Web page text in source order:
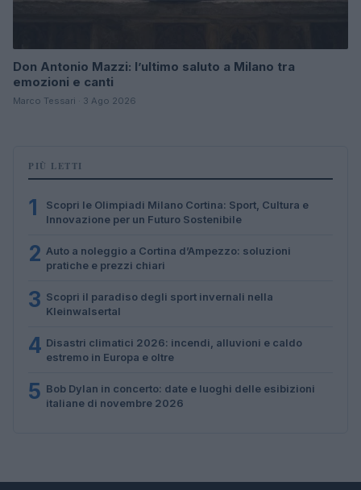
Don Antonio Mazzi: l’ultimo saluto a Milano tra
emozioni e canti
Marco Tessari · 3 Ago 2026
PIÙ LETTI
1
Scopri le Olimpiadi Milano Cortina: Sport, Cultura e
Innovazione per un Futuro Sostenibile
2 Auto a noleggio a Cortina d’Ampezzo: soluzioni
pratiche e prezzi chiari
3 Scopri il paradiso degli sport invernali nella
Kleinwalsertal
4 Disastri climatici 2026: incendi, alluvioni e caldo
estremo in Europa e oltre
5 Bob Dylan in concerto: date e luoghi delle esibizioni
italiane di novembre 2026